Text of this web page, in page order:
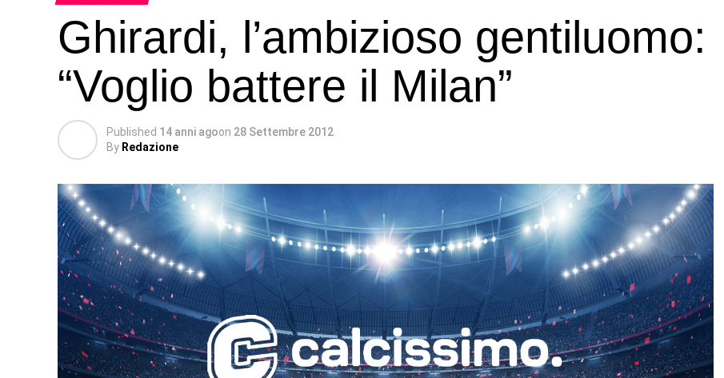
Ghirardi, l’ambizioso gentiluomo:
“Voglio battere il Milan”
Published 14 anni agoon 28 Settembre 2012
By Redazione